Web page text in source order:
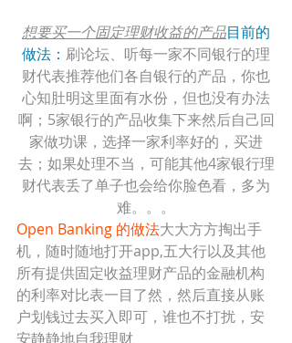
想要买一个固定理财收益的产品目前的
做法： 刷论坛、听每一家不同银行的理
财代表推荐他们各自银行的产品，你也
心知肚明这里面有水份，但也没有办法
啊；5家银行的产品收集下来然后自己回
家做功课，选择一家利率好的，买进
去；如果处理不当，可能其他4家银行理
财代表丢了单子也会给你脸色看，多为
难。。。
Open Banking 的做法大大方方掏出手
机，随时随地打开app,五大行以及其他
所有提供固定收益理财产品的金融机构
的利率对比表一目了然，然后直接从账
户划钱过去买入即可，谁也不打扰，安
安静静地自我理财